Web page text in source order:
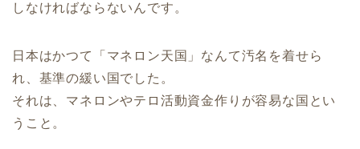
しなければならないんです。
日本はかつて「マネロン天国」なんて汚名を着せら
れ、基準の緩い国でした。
それは、マネロンやテロ活動資金作りが容易な国とい
うこと。